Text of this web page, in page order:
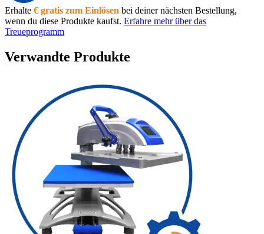
Erhalte € gratis zum Einlösen bei deiner nächsten Bestellung,
wenn du diese Produkte kaufst. Erfahre mehr über das
Treueprogramm
Verwandte Produkte